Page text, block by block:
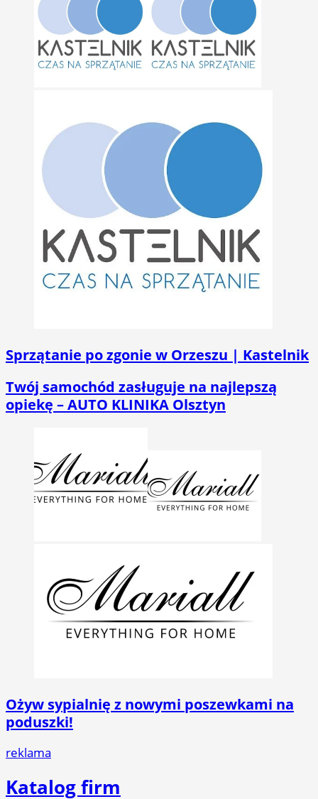
Sprzątanie po zgonie w Orzeszu | Kastelnik
Twój samochód zasługuje na najlepszą
opiekę – AUTO KLINIKA Olsztyn
Ożyw sypialnię z nowymi poszewkami na
poduszki!
reklama
Katalog firm